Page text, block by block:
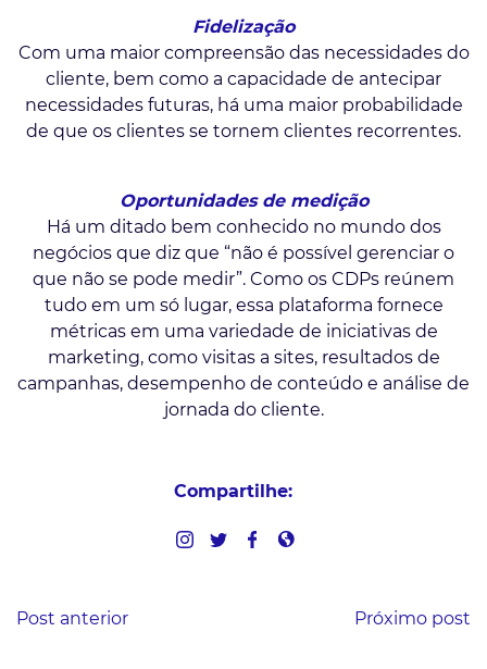
Fidelização
Com uma maior compreensão das necessidades do
cliente, bem como a capacidade de antecipar
necessidades futuras, há uma maior probabilidade
de que os clientes se tornem clientes recorrentes.
Oportunidades de medição
Há um ditado bem conhecido no mundo dos
negócios que diz que “não é possível gerenciar o
que não se pode medir”. Como os CDPs reúnem
tudo em um só lugar, essa plataforma fornece
métricas em uma variedade de iniciativas de
marketing, como visitas a sites, resultados de
campanhas, desempenho de conteúdo e análise de
jornada do cliente.
Compartilhe:
Post anterior Próximo post